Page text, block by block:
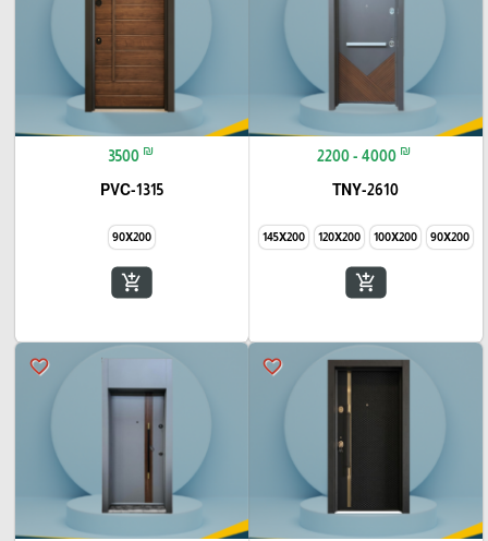
2200 - 4000 ₪
TNY-2610
90X200
100X200
120X200
145X200
add_shopping_cart
3500 ₪
PVC-1315
90X200
add_shopping_cart
favorite_border
favorite_border